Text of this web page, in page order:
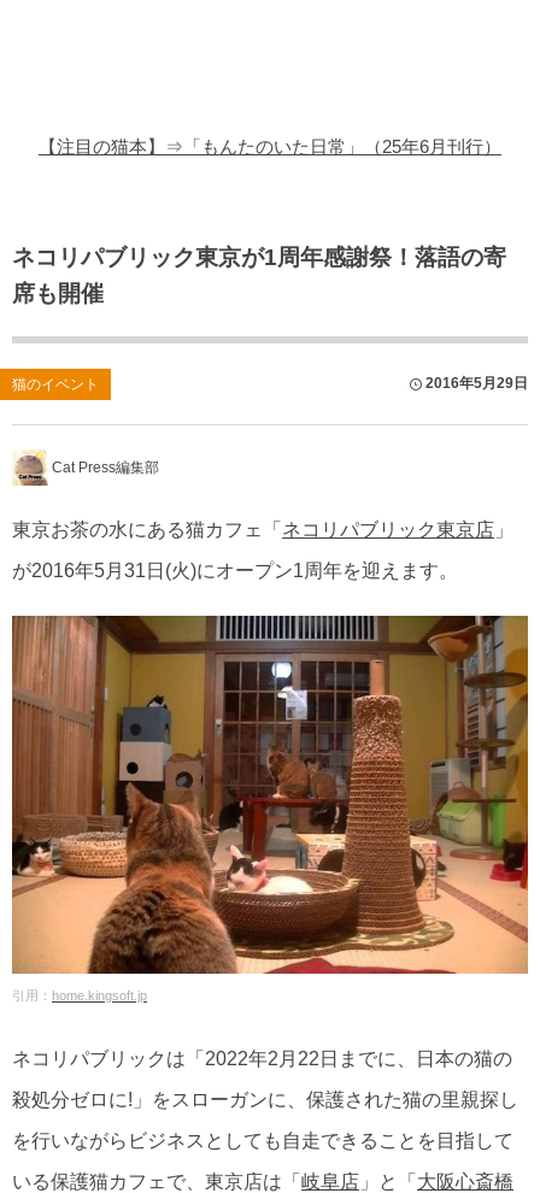
【注目の猫本】⇒「もんたのいた日常」（25年6月刊行）
ネコリパブリック東京が1周年感謝祭！落語の寄
席も開催
猫のイベント 2016年5月29日
Cat Press編集部
東京お茶の水にある猫カフェ「 ネコリパブリック東京店 」
が2016年5月31日(火)にオープン1周年を迎えます。
引用： home.kingsoft.jp
ネコリパブリックは「2022年2月22日までに、日本の猫の
殺処分ゼロに!」をスローガンに、保護された猫の里親探し
を行いながらビジネスとしても自走できることを目指して
いる保護猫カフェで、東京店は「 岐阜店 」と「 大阪心斎橋
猫のゲーム・アプリ
猫のフリー写真素材